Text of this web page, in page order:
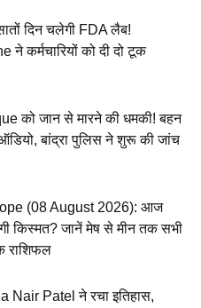
दिन चलेगी FDA लैब!
कर्मचारियों को दी दो टूक
को जान से मारने की धमकी! बहन
बांद्रा पुलिस ने शुरू की जांच
(08 August 2026): आज
किस्मत? जानें मेष से मीन तक सभी
राशिफल
Nair Patel ने रचा इतिहास,